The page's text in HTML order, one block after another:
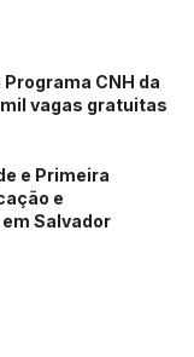
a partir de 36
a formação
CNH da
vagas gratuitas
e Primeira
e
Salvador